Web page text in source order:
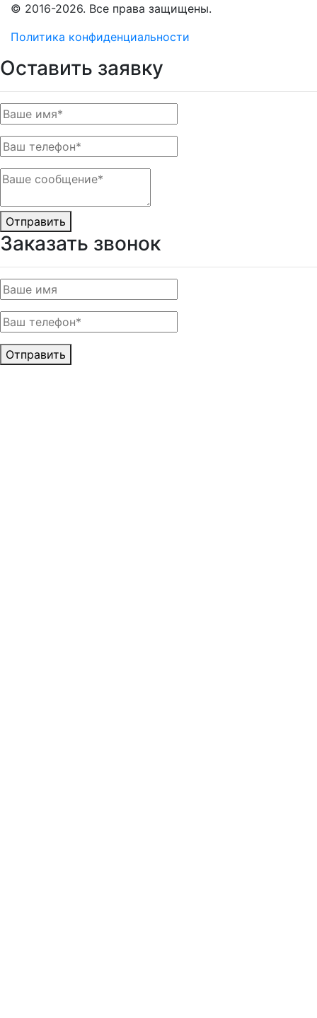
© 2016-2026. Все права защищены.
Политика конфиденциальности
Оставить заявку
Отправить
Заказать звонок
Отправить